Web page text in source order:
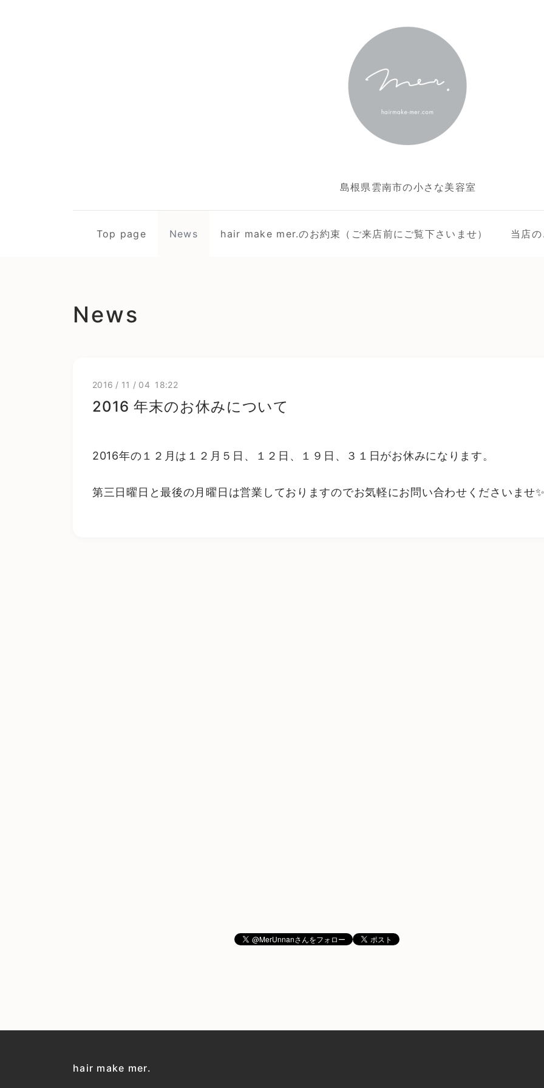
島根県雲南市の小さな美容室
Top page News hair make mer.のお約束（ご来店前にご覧下さいませ） 当店
News
2016 / 11 / 04 18:22
2016 年末のお休みについて
2016年の１２月は１２月５日、１２日、１９日、３１日がお休みになります。
第三日曜日と最後の月曜日は営業しておりますのでお気軽にお問い合わせくださいませ
hair make mer.